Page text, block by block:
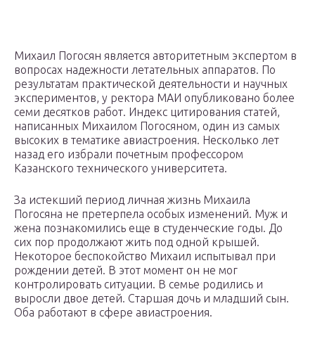
Михаил Погосян является авторитетным экспертом в
вопросах надежности летательных аппаратов. По
результатам практической деятельности и научных
экспериментов, у ректора МАИ опубликовано более
семи десятков работ. Индекс цитирования статей,
написанных Михаилом Погосяном, один из самых
высоких в тематике авиастроения. Несколько лет
назад его избрали почетным профессором
Казанского технического университета.
За истекший период личная жизнь Михаила
Погосяна не претерпела особых изменений. Муж и
жена познакомились еще в студенческие годы. До
сих пор продолжают жить под одной крышей.
Некоторое беспокойство Михаил испытывал при
рождении детей. В этот момент он не мог
контролировать ситуации. В семье родились и
выросли двое детей. Старшая дочь и младший сын.
Оба работают в сфере авиастроения.